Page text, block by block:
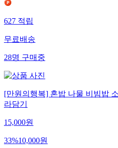
627적립
무료배송
28명구매중
[만원의행복] 혼밥 나물 비빔밥
라담기
15,000원
33%10,000원